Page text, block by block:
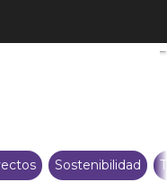
a Atos para
Sostenibilidad